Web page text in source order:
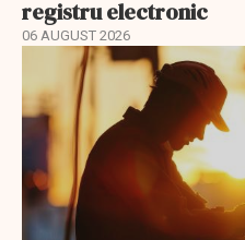
registru electronic
06 AUGUST 2026